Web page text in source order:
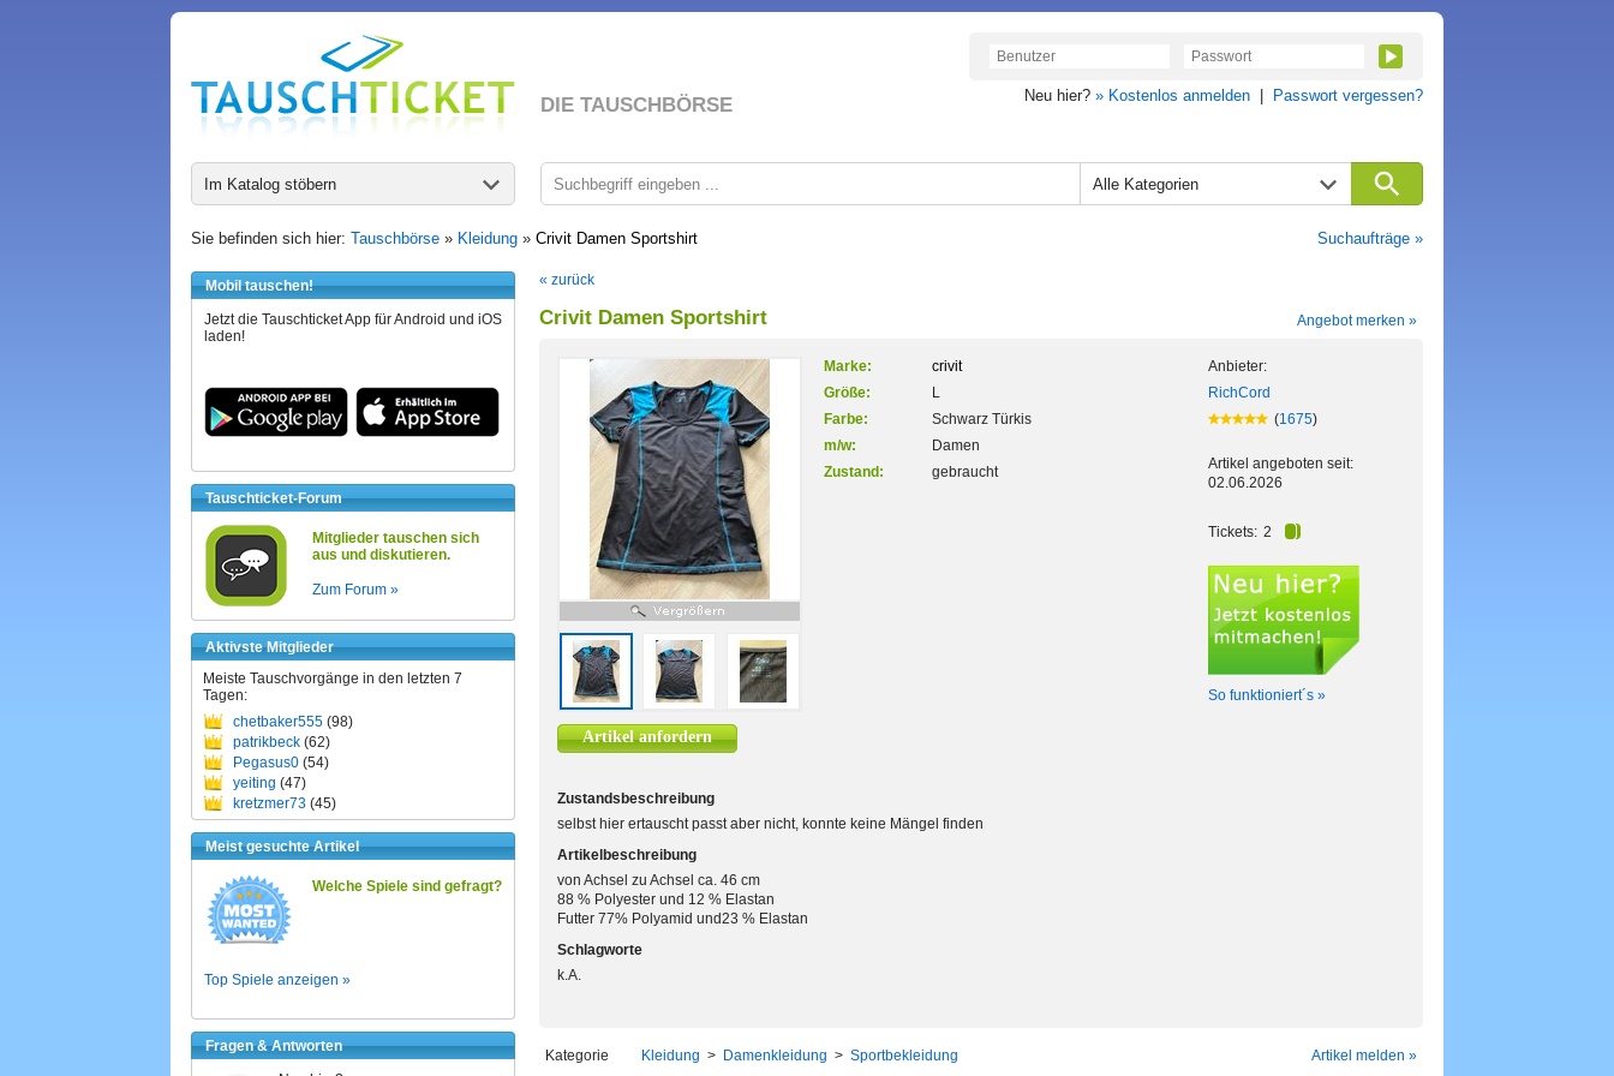
DIE TAUSCHBÖRSE Neu hier? » Kostenlos anmelden Passwort vergessen?
Im Katalog stöbern Alle Kategorien
Sie befinden sich hier: Tauschbörse » Kleidung » Crivit Damen Sportshirt Suchaufträge »
Mobil tauschen!
Jetzt die Tauschticket App für Android und iOS
laden!
Tauschticket-Forum
Mitglieder tauschen sich
aus und diskutieren.
Zum Forum »
Aktivste Mitglieder
Meiste Tauschvorgänge in den letzten 7
Tagen:
chetbaker555 (98)
patrikbeck (62)
Pegasus0 (54)
yeiting (47)
kretzmer73 (45)
Meist gesuchte Artikel
Welche Spiele sind gefragt?
Top Spiele anzeigen »
Fragen & Antworten
« zurück
Crivit Damen Sportshirt Angebot merken »
Artikel anfordern
Marke:
crivit
Größe:
L
Farbe:
Schwarz Türkis
m/w:
Damen
Zustand:
gebraucht
Anbieter:
RichCord
(1675)
Artikel angeboten seit:
02.06.2026
Tickets: 2
So funktioniert´s »
Zustandsbeschreibung
selbst hier ertauscht passt aber nicht, konnte keine Mängel finden
Artikelbeschreibung
von Achsel zu Achsel ca. 46 cm
88 % Polyester und 12 % Elastan
Futter 77% Polyamid und23 % Elastan
Schlagworte
k.A.
Kategorie Kleidung > Damenkleidung > Sportbekleidung Artikel melden »